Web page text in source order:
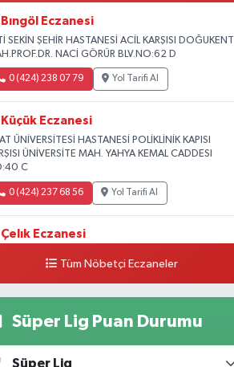
Bıngöl Eczanesi
SEKİN ŞEHİR HASTANESİ ACİL KARŞISI DOĞUKENT
NACİ GÖRÜR BLV.NO:62 D
0 (424) 238 07 79 Yol Tarifi Al
Küçük Eczanesi
ÜNİVERSİTESİ HASTANESİ POLİKLİNİK KAPISI
ÜNİVERSİTE MAH. YAHYA KEMAL CADDESI
C
0 (424) 237 68 56 Yol Tarifi Al
Çelık Eczanesi
19730 SOK. NO:6 A
GARAJI OPET KARŞISI) 1. HARPUT CAD.
Tüm Nöbetçi Eczaneler
Süper Lig Puan Durumu
Süper Lig